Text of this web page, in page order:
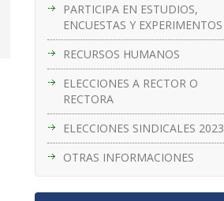
PARTICIPA EN ESTUDIOS,
ENCUESTAS Y EXPERIMENTOS
RECURSOS HUMANOS
ELECCIONES A RECTOR O
RECTORA
ELECCIONES SINDICALES 2023
OTRAS INFORMACIONES